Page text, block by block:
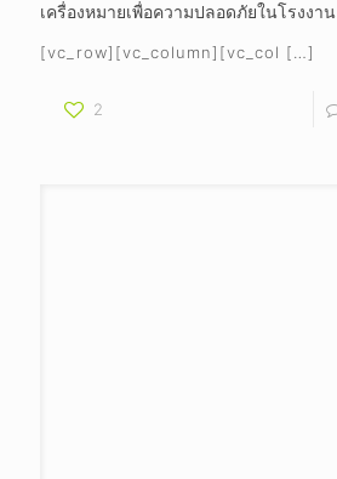
เครื่องหมายเพื่อความปลอดภัยในโรงงาน
[vc_row][vc_column][vc_col […]
2